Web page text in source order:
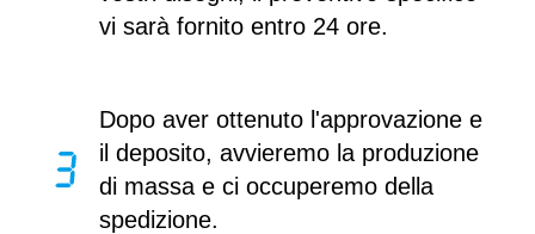
vi sarà fornito entro 24 ore.
Dopo aver ottenuto l'approvazione e
il deposito, avvieremo la produzione
di massa e ci occuperemo della
spedizione.